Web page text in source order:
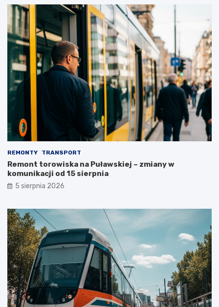
REMONTY TRANSPORT
Remont torowiska na Puławskiej – zmiany w
komunikacji od 15 sierpnia
5 sierpnia 2026